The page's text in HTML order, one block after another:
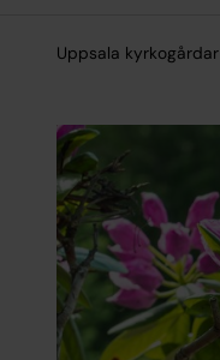
Uppsala kyrkogårdar